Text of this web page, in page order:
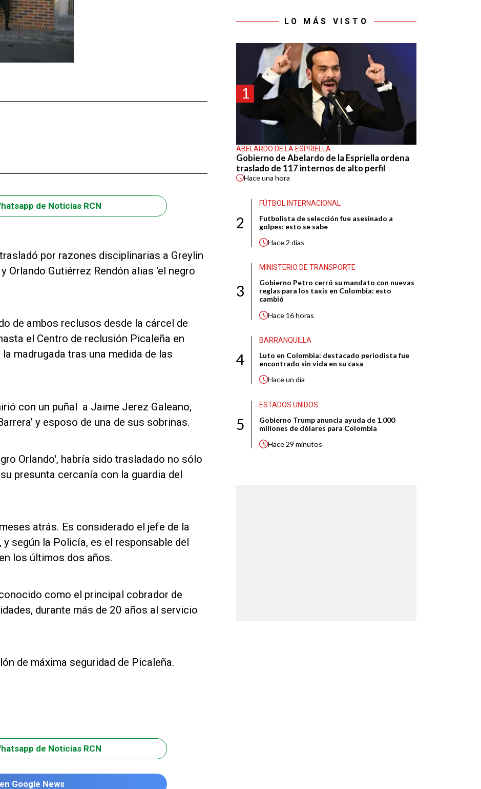
de Noticias RCN
por razones disciplinarias a Greylin
Orlando Gutiérrez Rendón alias 'el negro
de ambos reclusos desde la cárcel de
el Centro de reclusión Picaleña en
madrugada tras una medida de las
con un puñal a Jaime Jerez Galeano,
y esposo de una de sus sobrinas.
Orlando', habría sido trasladado no sólo
presunta cercanía con la guardia del
atrás. Es considerado el jefe de la
según la Policía, es el responsable del
los últimos dos años.
como el principal cobrador de
durante más de 20 años al servicio
de máxima seguridad de Picaleña.
de Noticias RCN
Google News
LO MÁS VISTO
1
ABELARDO DE LA ESPRIELLA
Gobierno de Abelardo de la Espriella ordena
traslado de 117 internos de alto perfil
Haceuna hora
2
FÚTBOL INTERNACIONAL
Futbolista de selección fue asesinado a
golpes: esto se sabe
Hace2 días
3
MINISTERIO DE TRANSPORTE
Gobierno Petro cerró su mandato con nuevas
reglas para los taxis en Colombia: esto
cambió
Hace 16 horas
4
BARRANQUILLA
Luto en Colombia: destacado periodista fue
encontrado sin vida en su casa
Haceun día
5
ESTADOS UNIDOS
Gobierno Trump anuncia ayuda de 1.000
millones de dólares para Colombia
Hace29 minutos